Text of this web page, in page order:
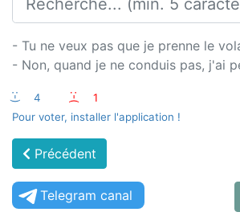
- Tu ne veux pas que je prenne le
- Non, quand je ne conduis pas, j'ai
:-) 4 :-(
1
Pour voter, installer l'application !
Précédent
Telegram canal